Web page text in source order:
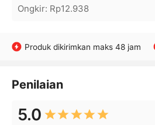
Ongkir: Rp12.938
Produk dikirimkan maks 48 jam
Penilaian
5.0